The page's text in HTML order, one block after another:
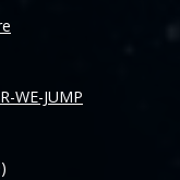
WE-JUMP